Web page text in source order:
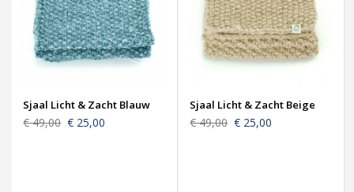
Sjaal Licht & Zacht Blauw
€ 49,00 € 25,00
Sjaal Licht & Zacht Beige
€ 49,00 € 25,00